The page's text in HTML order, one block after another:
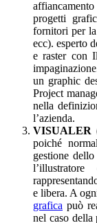
progetti
fornitori per
ecc). esperto
e raster con
un graphic
Project
nella
l’azienda.
VISUALER
poiché
gestione
e libera. A
grafica può
nel caso della